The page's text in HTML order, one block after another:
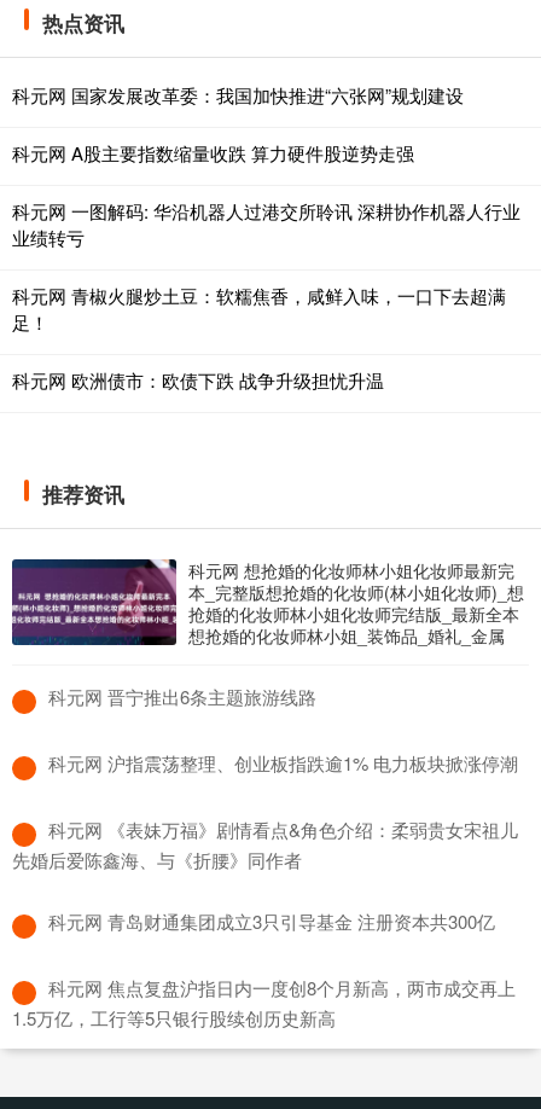
热点资讯
科元网 国家发展改革委：我国加快推进“六张网”规划建设
科元网 A股主要指数缩量收跌 算力硬件股逆势走强
科元网 一图解码: 华沿机器人过港交所聆讯 深耕协作机器人行业
业绩转亏
科元网 青椒火腿炒土豆：软糯焦香，咸鲜入味，一口下去超满
足！
科元网 欧洲债市：欧债下跌 战争升级担忧升温
推荐资讯
科元网 想抢婚的化妆师林小姐化妆师最新完
本_完整版想抢婚的化妆师(林小姐化妆师)_想
抢婚的化妆师林小姐化妆师完结版_最新全本
想抢婚的化妆师林小姐_装饰品_婚礼_金属
​科元网 晋宁推出6条主题旅游线路
​科元网 沪指震荡整理、创业板指跌逾1% 电力板块掀涨停潮
​科元网 《表妹万福》剧情看点&角色介绍：柔弱贵女宋祖儿
先婚后爱陈鑫海、与《折腰》同作者
​科元网 青岛财通集团成立3只引导基金 注册资本共300亿
​科元网 焦点复盘沪指日内一度创8个月新高，两市成交再上
1.5万亿，工行等5只银行股续创历史新高